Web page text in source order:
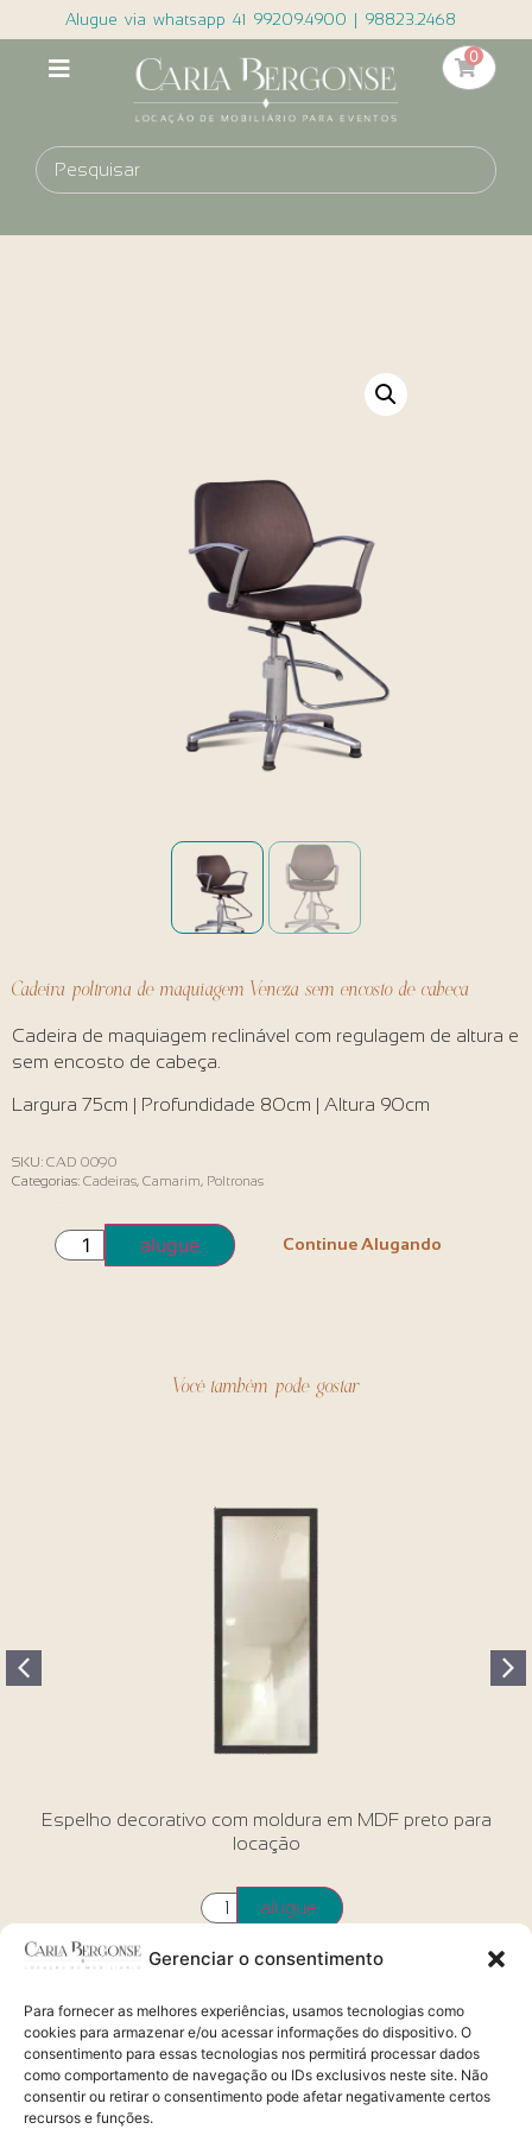
Gerenciar o consentimento
Para fornecer as melhores experiências, usamos tecnologias como
cookies para armazenar e/ou acessar informações do dispositivo. O
consentimento para essas tecnologias nos permitirá processar dados
como comportamento de navegação ou IDs exclusivos neste site. Não
consentir ou retirar o consentimento pode afetar negativamente certos
recursos e funções.
Alugue via whatsapp 41 99209.4900 | 98823.2468
0
Cadeira poltrona de maquiagem Veneza sem encosto de cabeça
Cadeira de maquiagem reclinável com regulagem de altura e
sem encosto de cabeça.
Largura 75cm | Profundidade 80cm | Altura 90cm
SKU: CAD 0090
Categorias: Cadeiras, Camarim, Poltronas
alugue Continue Alugando
Você também pode gostar
moldura em MDF preto para
Cadeira apoio
Alugue via whatsapp
41 99209.4900 | 98823.2468